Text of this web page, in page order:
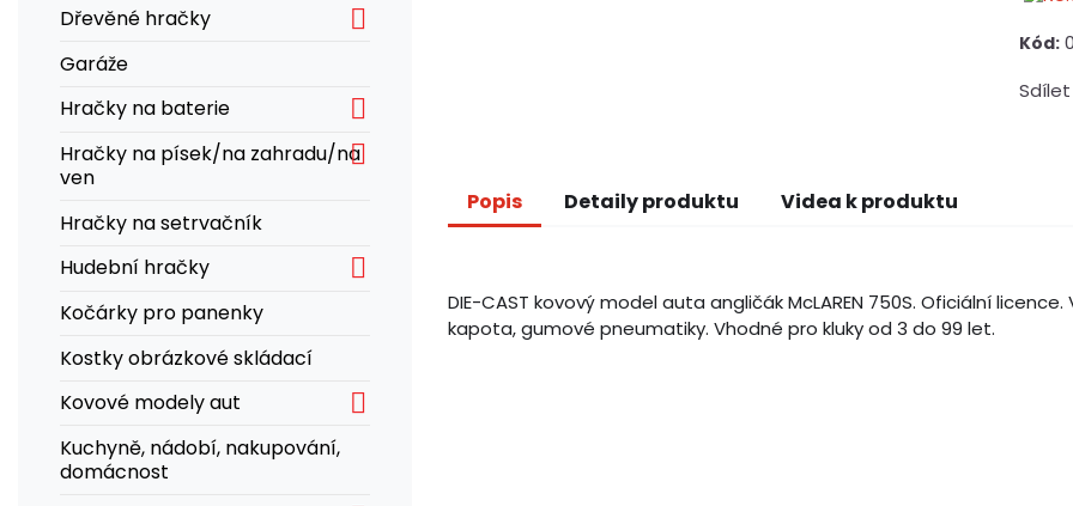
Dřevěné hračky 
Garáže
Hračky na baterie

Hračky na písek/na zahradu/na
ven

Hračky na setrvačník
Hudební hračky

Kočárky pro panenky
Kostky obrázkové skládací
Kovové modely aut

Kuchyně, nádobí, nakupování,
domácnost
Kód:
Sdílet
Popis Detaily produktu Videa k produktu
DIE-CAST kovový model auta angličák McLAREN 750S. Oficiální
kapota, gumové pneumatiky. Vhodné pro kluky od 3 do 99 let.